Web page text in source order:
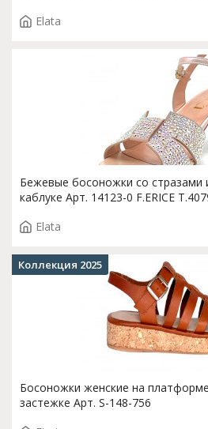
Elata
Бежевые босоножки со
каблуке Арт. 14123-0 F.ERICE
Elata
Босоножки женские на
застежке Арт. S-148-756
Коллекция 2025